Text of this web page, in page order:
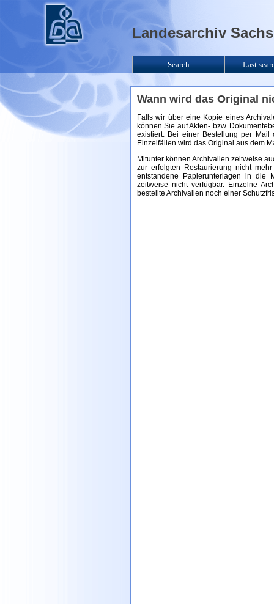
Wann wird das Original
Falls wir über eine Kopie eines
können Sie auf Akten- bzw.
existiert. Bei einer Bestellung per
Einzelfällen wird das Original aus dem
Mitunter können Archivalien zeitweise
zur erfolgten Restaurierung nicht
entstandene Papierunterlagen in die
zeitweise nicht verfügbar. Einzelne
bestellte Archivalien noch einer
Landesarchiv
Search Last